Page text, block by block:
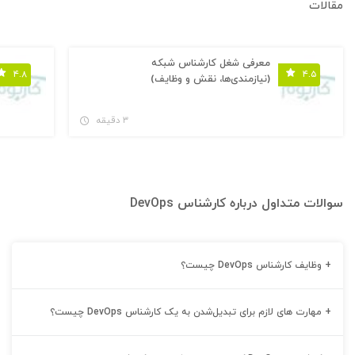
مقالات
۴.۵
معرفی شغل کارشناس شبکه
(نیازمندی‌ها، نقش و وظایف)
۳ دقیقه
۴.۸
سوالات متداول درباره کارشناس DevOps
+ وظایف کارشناس DevOps چیست؟
+ مهارت های لازم برای تبدیل‌شدن به یک کارشناس DevOps چیست؟